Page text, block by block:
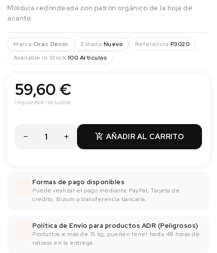
Moldura redondeada con patrón orgánico de la hoja de
acanto.
Marca:Orac Decor Estado:Nuevo Referencia:P3020
Available In Stock:100 Artículos
59,60 €
Impuestos incluidos
 AÑADIR AL CARRITO
Formas de pago disponibles
Puede realizar el pago mediante PayPal, Tarjeta de
crédito, Bizum o transferencia bancaría.
Política de Envío para productos ADR (Peligrosos)
Productos e más de 15 kg, pueden tener hasta 48 horas de
retraso en la entrega.